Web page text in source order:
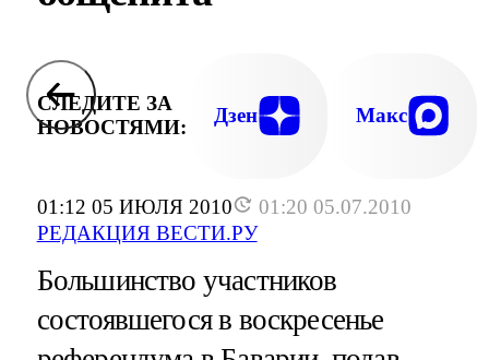
01:12 05 ИЮЛЯ 2010
01:20 05.07.2010
РЕДАКЦИЯ ВЕСТИ.РУ
СЛЕДИТЕ ЗА
НОВОСТЯМИ:
Дзен Макс
Большинство участников
состоявшегося в воскресенье